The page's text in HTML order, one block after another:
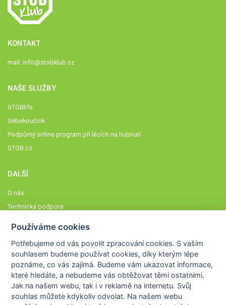
KONTAKT
mail: info@stobklub.cz
NAŠE SLUŽBY
STOBlife
Sebekoučink
Podpůrný online program při lécích na hubnutí
STOB.cz
DALŠÍ
O nás
Technická podpora
Členové STOBklubu
Zásady nakládání s osobními údaji
Otestujte se
Spočítejte si
Výzva 52
Používáme cookies
Potřebujeme od vás povolit zpracování cookies. S vaším
souhlasem budeme používat cookies, díky kterým lépe
poznáme,co vás zajímá. Budeme vám ukazovat informace,
které hledáte, a nebudeme vás obtěžovat těmi ostatními.
Jak na našem webu, tak i v reklamě na internetu. Svůj
souhlas můžete kdykoliv odvolat. Na našem webu